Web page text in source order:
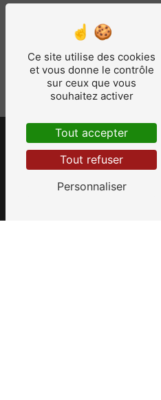
Ce site utilise des cookies
et vous donne le contrôle
sur ceux que vous
souhaitez activer
Tout accepter
Tout refuser
Personnaliser